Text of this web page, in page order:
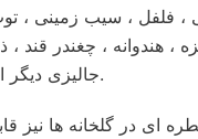
، فلفل ، سیب زمینی ،
، هندوانه ، چغندر
جالیزی دیگر استفاده می شود.